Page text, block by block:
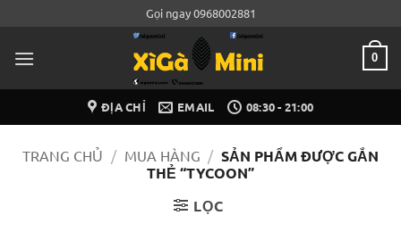
nội
Gọi ngay 0968002881
0
ĐỊA CHỈ EMAIL 08:30 - 21:00
TRANG CHỦ / MUA HÀNG / SẢN PHẨM ĐƯỢC GẮN
THẺ “TYCOON”
LỌC